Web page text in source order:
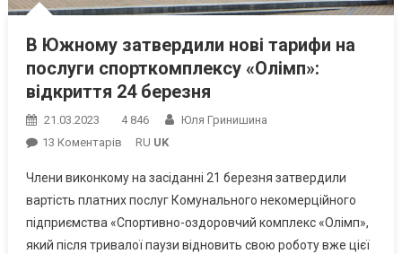
В Южному затвердили нові тарифи на
послуги спорткомплексу «Олімп»:
відкриття 24 березня
21.03.2023 4 846
Юля Гринишина
13 КоментарівДо
Южному
Затвердили
Нові
Тарифи
RU UK
Члени виконкому на засіданні 21 березня затвердили
вартість платних послуг Комунального некомерційного
підприємства «Спортивно-оздоровчий комплекс «Олімп»,
який після тривалої паузи відновить свою роботу вже цієї